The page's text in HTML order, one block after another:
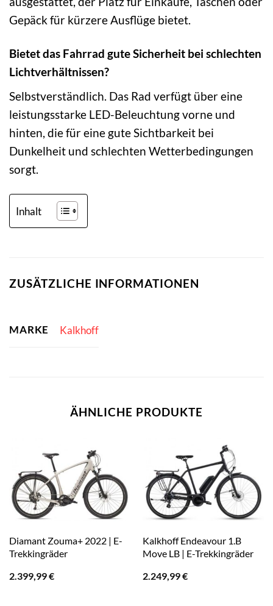
Gepäck für kürzere Ausflüge bietet.
Bietet das Fahrrad gute Sicherheit bei schlechten
Lichtverhältnissen?
Selbstverständlich. Das Rad verfügt über eine
leistungsstarke LED-Beleuchtung vorne und
hinten, die für eine gute Sichtbarkeit bei
Dunkelheit und schlechten Wetterbedingungen
sorgt.
Inhalt
ZUSÄTZLICHE INFORMATIONEN
MARKE Kalkhoff
ÄHNLICHE PRODUKTE
Diamant Zouma+ 2022 | E-
Trekkingräder
2.399,99€
Kalkhoff Endeavour 1.B
Move LB | E-Trekkingräder
2.249,99€